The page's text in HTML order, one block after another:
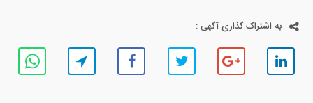
به اشتراک گذاری آگهی :